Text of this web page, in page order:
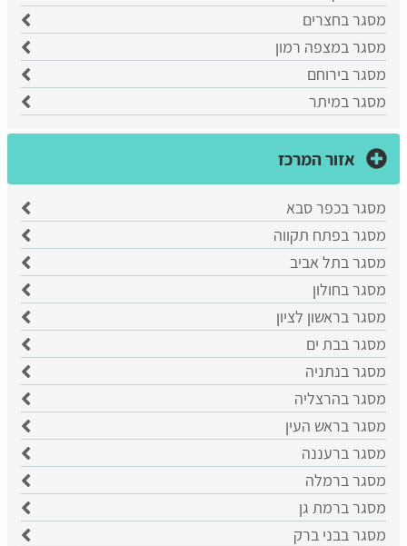
מסגר בחצרים
מסגר במצפה רמון
מסגר בירוחם
מסגר במיתר
אזור המרכז
מסגר בכפר סבא
​מסגר בפתח תקווה
​מסגר בתל אביב
מסגר בחולון
מסגר בראשון לציון
​מסגר בבת ים
​מסגר בנתניה
מסגר בהרצליה
​מסגר בראש העין
מסגר ברעננה
מסגר ברמלה
מסגר ברמת גן
מסגר בבני ברק